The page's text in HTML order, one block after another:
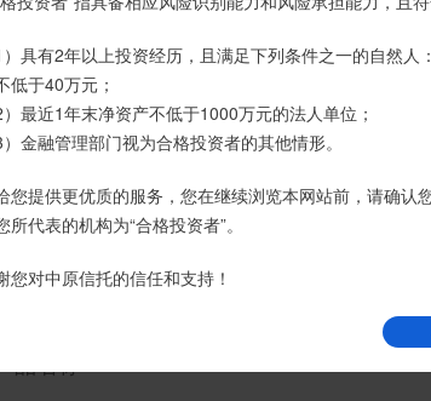
计管理信托财产16088亿元，按时足额交付到期信托财
司信托产品账户均以我司名义开立，所有认购信托产品
请注意不要向任何非我司账户转账、支付现金。
有疑问，请联系您的专属客户经理或咨询我司客服电话
1）具有2年以上投资经历，且满足下列条件之一的自然
低于40万元；
2）最近1年末净资产不低于1000万元的法人单位；
）金融管理部门视为合格投资者的其他情形。
您提供更优质的服务，您在继续浏览本网站前，请确认
所代表的机构为“合格投资者”。
您对中原信托的信任和支持！